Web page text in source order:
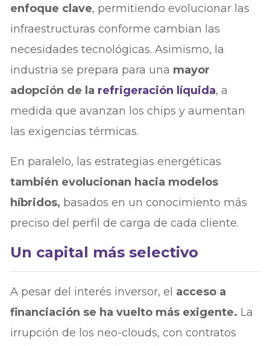
enfoque clave, permitiendo evolucionar las
infraestructuras conforme cambian las
necesidades tecnológicas. Asimismo, la
industria se prepara para una mayor
adopción de la refrigeración líquida, a
medida que avanzan los chips y aumentan
las exigencias térmicas.
En paralelo, las estrategias energéticas
también evolucionan hacia modelos
híbridos, basados en un conocimiento más
preciso del perfil de carga de cada cliente.
Un capital más selectivo
A pesar del interés inversor, el acceso a
financiación se ha vuelto más exigente. La
irrupción de los neo-clouds, con contratos